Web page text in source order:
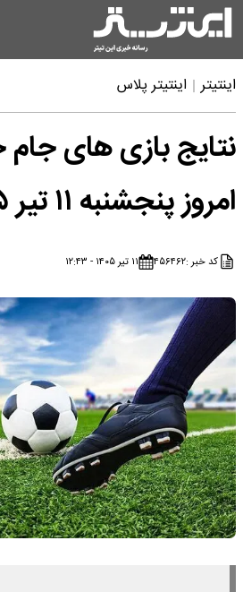
اینتیتر اینتیتر پلاس
امروز پنجشنبه ۱۱ تیر ۱۴۰۵
کد خبر :۴۵۶۴۶۲ ۱۱ تیر ۱۴۰۵ - ۱۲:۴۳